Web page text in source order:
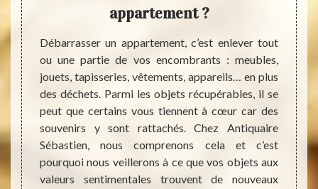
vous
appartement ?
Débarrasser un appartement, c’est enlever tout
ou une partie de vos encombrants : meubles,
jouets, tapisseries, vêtements, appareils… en plus
des déchets. Parmi les objets récupérables, il se
peut que certains vous tiennent à cœur car des
souvenirs y sont rattachés. Chez Antiquaire
Sébastien, nous comprenons cela et c’est
pourquoi nous veillerons à ce que vos objets aux
valeurs sentimentales trouvent de nouveaux